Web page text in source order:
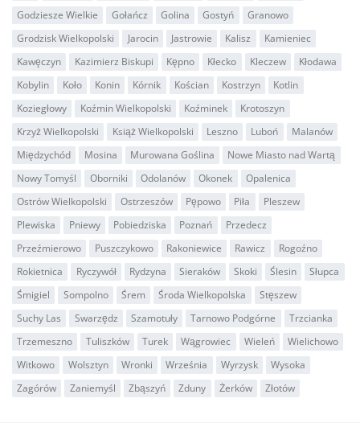
Godziesze Wielkie
Gołańcz Golina Gostyń
Granowo
Grodzisk Wielkopolski
Jarocin Jastrowie Kalisz
Kamieniec
Kawęczyn
Kazimierz Biskupi Kępno Kłecko Kleczew
Kłodawa
Kobylin
Koło Konin Kórnik Kościan Kostrzyn
Kotlin
Koziegłowy
Koźmin Wielkopolski Koźminek
Krotoszyn
Krzyż Wielkopolski
Książ Wielkopolski Leszno Luboń
Malanów
Międzychód
Mosina Murowana Goślina
Nowe Miasto nad Wartą
Nowy Tomyśl
Oborniki Odolanów Okonek
Opalenica
Ostrów Wielkopolski
Ostrzeszów Pępowo Piła
Pleszew
Plewiska
Pniewy Pobiedziska Poznań
Przedecz
Przeźmierowo
Puszczykowo Rakoniewice Rawicz
Rogoźno
Rokietnica
Ryczywół Rydzyna Sieraków Skoki Ślesin
Słupca
Śmigiel
Sompolno Śrem Środa Wielkopolska
Stęszew
Suchy Las
Swarzędz Szamotuły Tarnowo Podgórne
Trzcianka
Trzemeszno
Tuliszków Turek Wągrowiec Wieleń
Wielichowo
Witkowo
Wolsztyn Wronki Września Wyrzysk
Wysoka
Zagórów
Zaniemyśl Zbąszyń Zduny Żerków Złotów